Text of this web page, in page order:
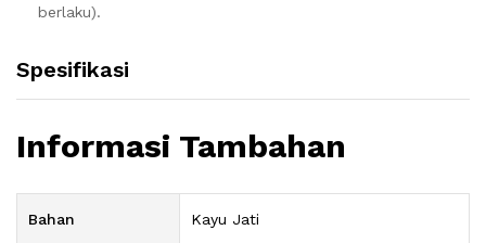
berlaku).
Spesifikasi
Informasi Tambahan
Bahan Kayu Jati